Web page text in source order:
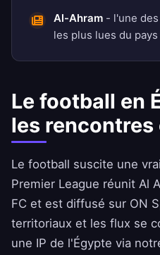
Al-Ahram - l'une
les plus lues du pays
Le football en
les rencontres
Le football suscite une
Premier League réunit Al
FC et est diffusé sur ON
territoriaux et les flux se
une IP de l'Égypte via